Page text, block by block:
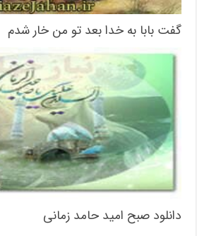
گفت بابا به خدا بعد تو من خار شدم
دانلود صبح امید حامد زمانی